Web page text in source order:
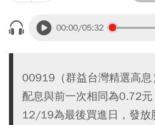
00:00/05:32
00919（群益台灣精選高息
配息與前一次相同為0.72
12/19為最後買進日，發放